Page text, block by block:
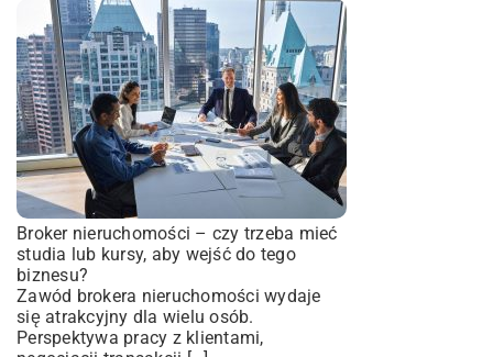
Broker nieruchomości – czy trzeba mieć
studia lub kursy, aby wejść do tego
biznesu?
Zawód brokera nieruchomości wydaje
się atrakcyjny dla wielu osób.
Perspektywa pracy z klientami,